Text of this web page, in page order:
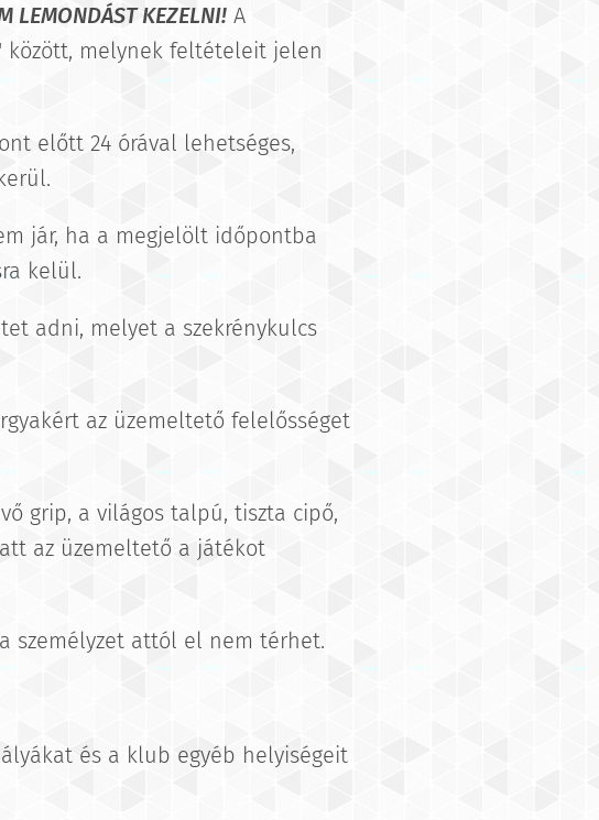
LEMONDÁST KEZELNI!A
melynek feltételeit jelen
előtt 24 órával lehetséges,
jár, ha a megjelölt időpontba
kelül.
adni, melyet a szekrénykulcs
az üzemeltető felelősséget
grip, a világos talpú, tiszta cipő,
az üzemeltető a játékot
személyzet attól el nem térhet.
és a klub egyéb helyiségeit